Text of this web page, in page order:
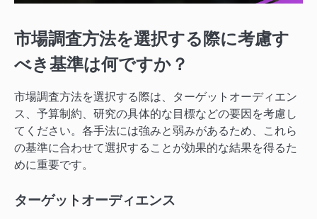
市場調査方法を選択する際に考慮す
べき基準は何ですか？
市場調査方法を選択する際は、ターゲットオーディエン
ス、予算制約、研究の具体的な目標などの要因を考慮し
てください。各手法には強みと弱みがあるため、これら
の基準に合わせて選択することが効果的な結果を得るた
めに重要です。
ターゲットオーディエンス